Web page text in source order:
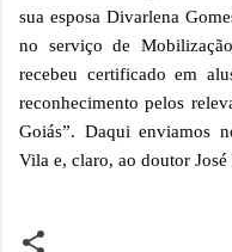
sua esposa Divarlena
no serviço de
recebeu certificado em
reconhecimento pelos
Goiás”. Daqui enviamos
Vila e, claro, ao doutor